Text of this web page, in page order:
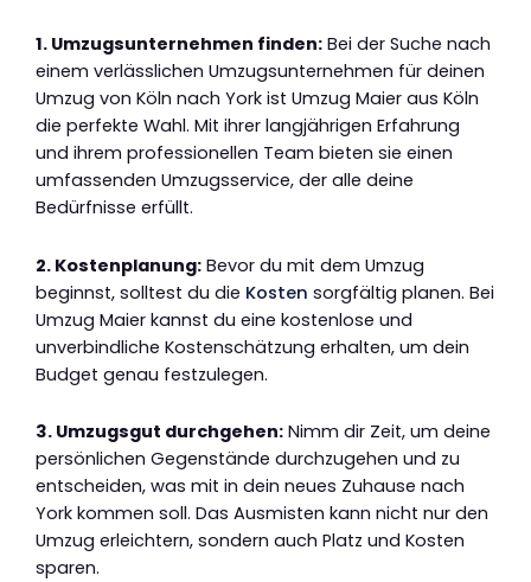
1. Umzugsunternehmen finden: Bei der Suche nach
einem verlässlichen Umzugsunternehmen für deinen
Umzug von Köln nach York ist Umzug Maier aus Köln
die perfekte Wahl. Mit ihrer langjährigen Erfahrung
und ihrem professionellen Team bieten sie einen
umfassenden Umzugsservice, der alle deine
Bedürfnisse erfüllt.
2. Kostenplanung: Bevor du mit dem Umzug
beginnst, solltest du die Kosten sorgfältig planen. Bei
Umzug Maier kannst du eine kostenlose und
unverbindliche Kostenschätzung erhalten, um dein
Budget genau festzulegen.
3. Umzugsgut durchgehen: Nimm dir Zeit, um deine
persönlichen Gegenstände durchzugehen und zu
entscheiden, was mit in dein neues Zuhause nach
York kommen soll. Das Ausmisten kann nicht nur den
Umzug erleichtern, sondern auch Platz und Kosten
sparen.